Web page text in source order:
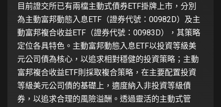
目前證交所已有兩檔主動式債券ETF掛牌上市，分別
為主動富邦動態入息ETF（證券代號：00982D）及主
動富邦複合收益ETF（證券代號：00983D），其策略
定位各具特色。主動富邦動態入息ETF以投資等級美
元公司債為核心，以追求相對穩健的投資策略；主動
富邦複合收益ETF則採取複合策略，在主要配置投資
等級美元公司債的基礎上，適度納入非投資等級債
券，以追求合理的風險溢酬。透過靈活的主動式管